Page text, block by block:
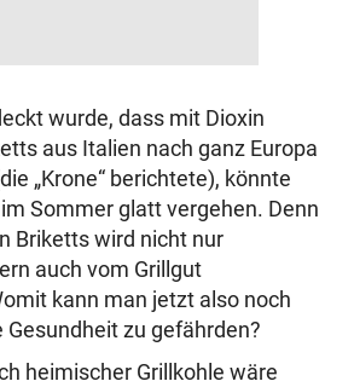
wurde, dass mit Dioxin
aus Italien nach ganz Europa
„Krone“ berichtete), könnte
Sommer glatt vergehen. Denn
Briketts wird nicht nur
auch vom Grillgut
kann man jetzt also noch
Gesundheit zu gefährden?
heimischer Grillkohle wäre